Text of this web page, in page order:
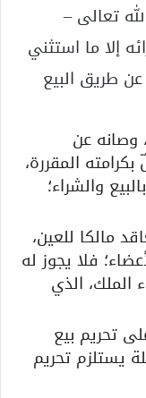
تعالى –
إلا ما استثني
طريق البيع
وصانه عن
المقررة،
والشراء؛
مالكا للعين،
فلا يجوز له
الملك، الذي
تحريم بيع
يستلزم تحريم